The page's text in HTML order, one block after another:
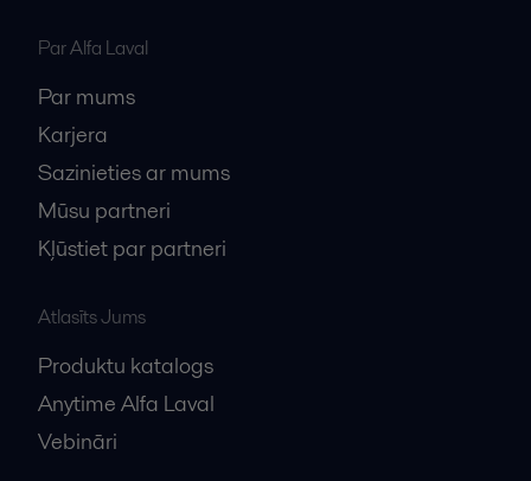
Par Alfa Laval
Par mums
Karjera
Sazinieties ar mums
Mūsu partneri
Kļūstiet par partneri
Atlasīts Jums
Produktu katalogs
Anytime Alfa Laval
Vebināri